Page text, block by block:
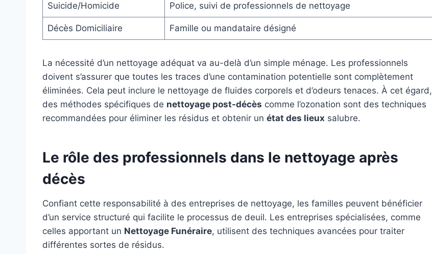
Suicide/Homicide Police, suivi de professionnels de nettoyage
Décès Domiciliaire Famille ou mandataire désigné
La nécessité d’un nettoyage adéquat va au-delà d’un simple ménage. Les professionnels
doivent s’assurer que toutes les traces d’une contamination potentielle sont complètement
éliminées. Cela peut inclure le nettoyage de fluides corporels et d’odeurs tenaces. À cet égard,
des méthodes spécifiques de nettoyage post-décès comme l’ozonation sont des techniques
recommandées pour éliminer les résidus et obtenir un état des lieux salubre.
Le rôle des professionnels dans le nettoyage après
décès
Confiant cette responsabilité à des entreprises de nettoyage, les familles peuvent bénéficier
d’un service structuré qui facilite le processus de deuil. Les entreprises spécialisées, comme
celles apportant un Nettoyage Funéraire, utilisent des techniques avancées pour traiter
différentes sortes de résidus.